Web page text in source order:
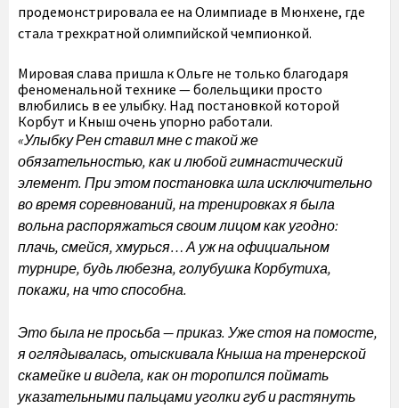
продемонстрировала ее на Олимпиаде в Мюнхене, где
стала трехкратной олимпийской чемпионкой.
Мировая слава пришла к Ольге не только благодаря
феноменальной технике — болельщики просто
влюбились в ее улыбку. Над постановкой которой
Корбут и Кныш очень упорно работали.
«Улыбку Рен ставил мне с такой же
обязательностью, как и любой гимнастический
элемент. При этом постановка шла исключительно
во время соревнований, на тренировках я была
вольна распоряжаться своим лицом как угодно:
плачь, смейся, хмурься… А уж на официальном
турнире, будь любезна, голубушка Корбутиха,
покажи, на что способна.
Это была не просьба — приказ. Уже стоя на помосте,
я оглядывалась, отыскивала Кныша на тренерской
скамейке и видела, как он торопился поймать
указательными пальцами уголки губ и растянуть